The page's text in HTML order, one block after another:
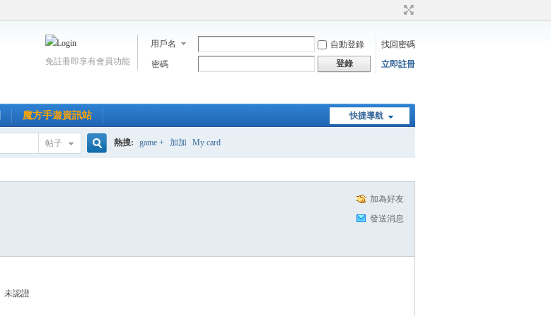
用戶名 自動登錄
找回密碼
密碼
登錄 立即註冊
免註冊即享有會員功能
快捷導航
魔方手遊資訊站
帖子 熱搜: game + 加加 My card
加為好友
發送消息
未認證